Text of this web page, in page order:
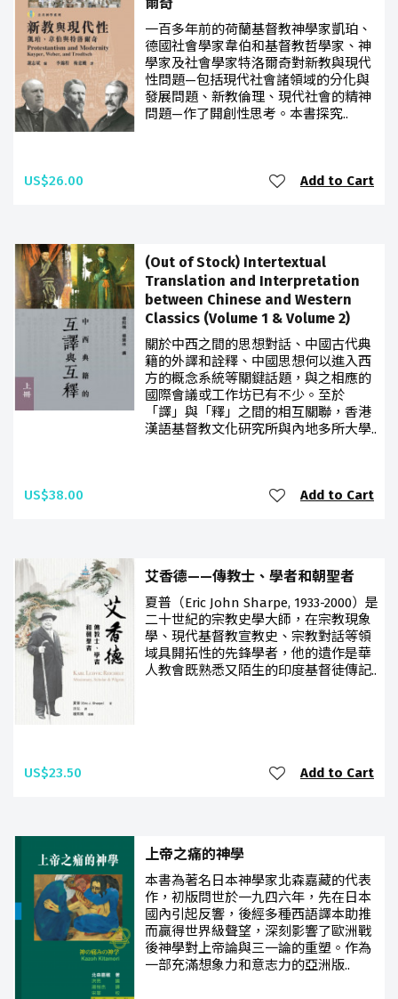
一百多年前的荷蘭基督教神學家凱珀、
德國社會學家韋伯和基督教哲學家、神
學家及社會學家特洛爾奇對新教與現代
性問題—包括現代社會諸領域的分化與
發展問題、新教倫理、現代社會的精神
問題—作了開創性思考。本書探究..
US$26.00 Add to Cart
(Out of Stock) Intertextual
Translation and Interpretation
between Chinese and Western
Classics (Volume 1 & Volume 2)
關於中西之間的思想對話、中國古代典
籍的外譯和詮釋、中國思想何以進入西
方的概念系統等關鍵話題，與之相應的
國際會議或工作坊已有不少。至於
「譯」與「釋」之間的相互關聯，香港
漢語基督教文化研究所與內地多所大學..
US$38.00 Add to Cart
艾香德——傳教士、學者和朝聖者
夏普（Eric John Sharpe, 1933-2000）是
二十世紀的宗教史學大師，在宗教現象
學、現代基督教宣教史、宗教對話等領
域具開拓性的先鋒學者，他的遺作是華
人教會既熟悉又陌生的印度基督徒傳記..
US$23.50 Add to Cart
上帝之痛的神學
本書為著名日本神學家北森嘉藏的代表
作，初版問世於一九四六年，先在日本
國內引起反響，後經多種西語譯本助推
而贏得世界級聲望，深刻影響了歐洲戰
後神學對上帝論與三一論的重塑。作為
一部充滿想象力和意志力的亞洲版..